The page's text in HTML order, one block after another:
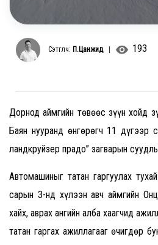
Сэтгүүлч: П.Цанжид| 193
Дорнод аймгийн төвөөс зүүн хойд
Баян нууранд өнгөрөгч 11 дүгээр
ландкруйзер прадо” загварын
Автомашиныг татан гаргуулах
сарын 3-нд хүлээн авч аймгийн
хайх, аврах ангийн алба хаагчид
татан гаргах ажиллагааг өчигдөр